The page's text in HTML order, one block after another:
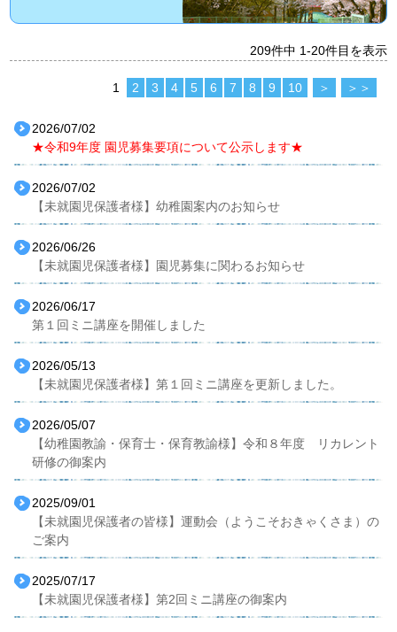
209件中 1-20件目を表示
1 2 3 4 5 6 7 8 9 10 ＞ ＞＞
2026/07/02
★令和9年度 園児募集要項について公示します★
2026/07/02
【未就園児保護者様】幼稚園案内のお知らせ
2026/06/26
【未就園児保護者様】園児募集に関わるお知らせ
2026/06/17
第１回ミニ講座を開催しました
2026/05/13
【未就園児保護者様】第１回ミニ講座を更新しました。
2026/05/07
【幼稚園教諭・保育士・保育教諭様】令和８年度 リカレント
研修の御案内
2025/09/01
【未就園児保護者の皆様】運動会（ようこそおきゃくさま）の
ご案内
2025/07/17
【未就園児保護者様】第2回ミニ講座の御案内